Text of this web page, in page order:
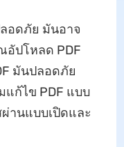
อดภัย มันอาจ
ปโหลด PDF
มันปลอดภัย
ก้ไข PDF แบบ
านแบบเปิดและ